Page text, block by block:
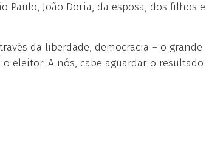
Paulo, João Doria, da esposa, dos filhos e
da liberdade, democracia – o grande
eleitor. A nós, cabe aguardar o resultado